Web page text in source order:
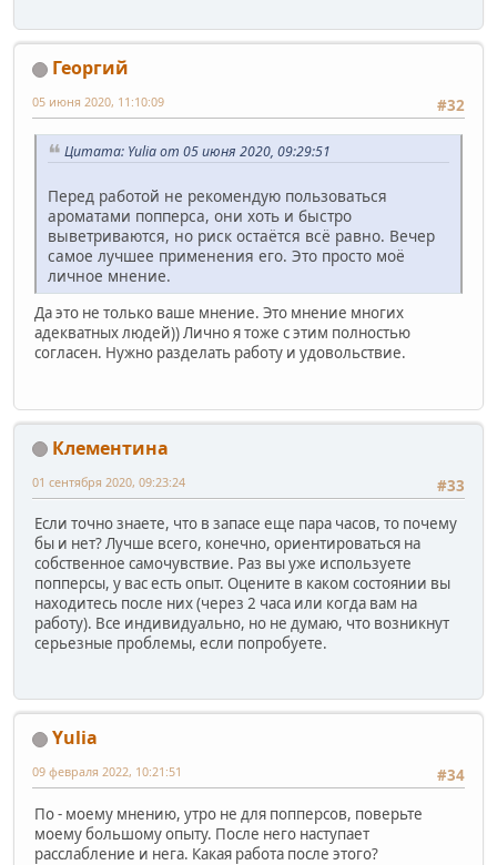
Георгий
#32
05 июня 2020, 11:10:09
Цитата: Yulia от 05 июня 2020, 09:29:51
Перед работой не рекомендую пользоваться
ароматами попперса, они хоть и быстро
выветриваются, но риск остаётся всё равно. Вечер
самое лучшее применения его. Это просто моё
личное мнение.
Да это не только ваше мнение. Это мнение многих
адекватных людей)) Лично я тоже с этим полностью
согласен. Нужно разделать работу и удовольствие.
Клементина
#33
01 сентября 2020, 09:23:24
Если точно знаете, что в запасе еще пара часов, то почему
бы и нет? Лучше всего, конечно, ориентироваться на
собственное самочувствие. Раз вы уже используете
попперсы, у вас есть опыт. Оцените в каком состоянии вы
находитесь после них (через 2 часа или когда вам на
работу). Все индивидуально, но не думаю, что возникнут
серьезные проблемы, если попробуете.
Yulia
#34
09 февраля 2022, 10:21:51
По - моему мнению, утро не для попперсов, поверьте
моему большому опыту. После него наступает
расслабление и нега. Какая работа после этого?